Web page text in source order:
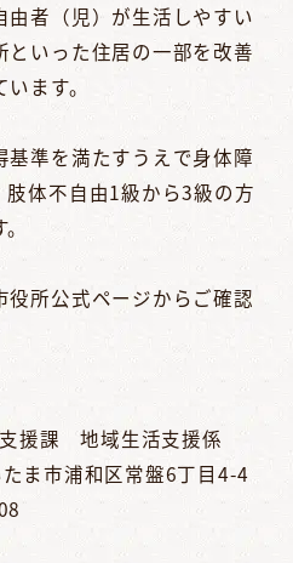
由者（児）が生活しやすい
といった住居の一部を改善
ます。
基準を満たすうえで身体障
体不自由1級から3級の方
所公式ページからご確認
援課 地域生活支援係
ま市浦和区常盤6丁目4-4